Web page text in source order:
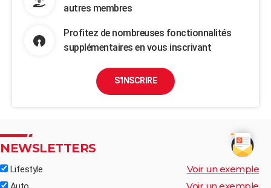
autres membres
Profitez de nombreuses fonctionnalités
supplémentaires en vous inscrivant
S'INSCRIRE
NEWSLETTERS
Lifestyle Voir un exemple